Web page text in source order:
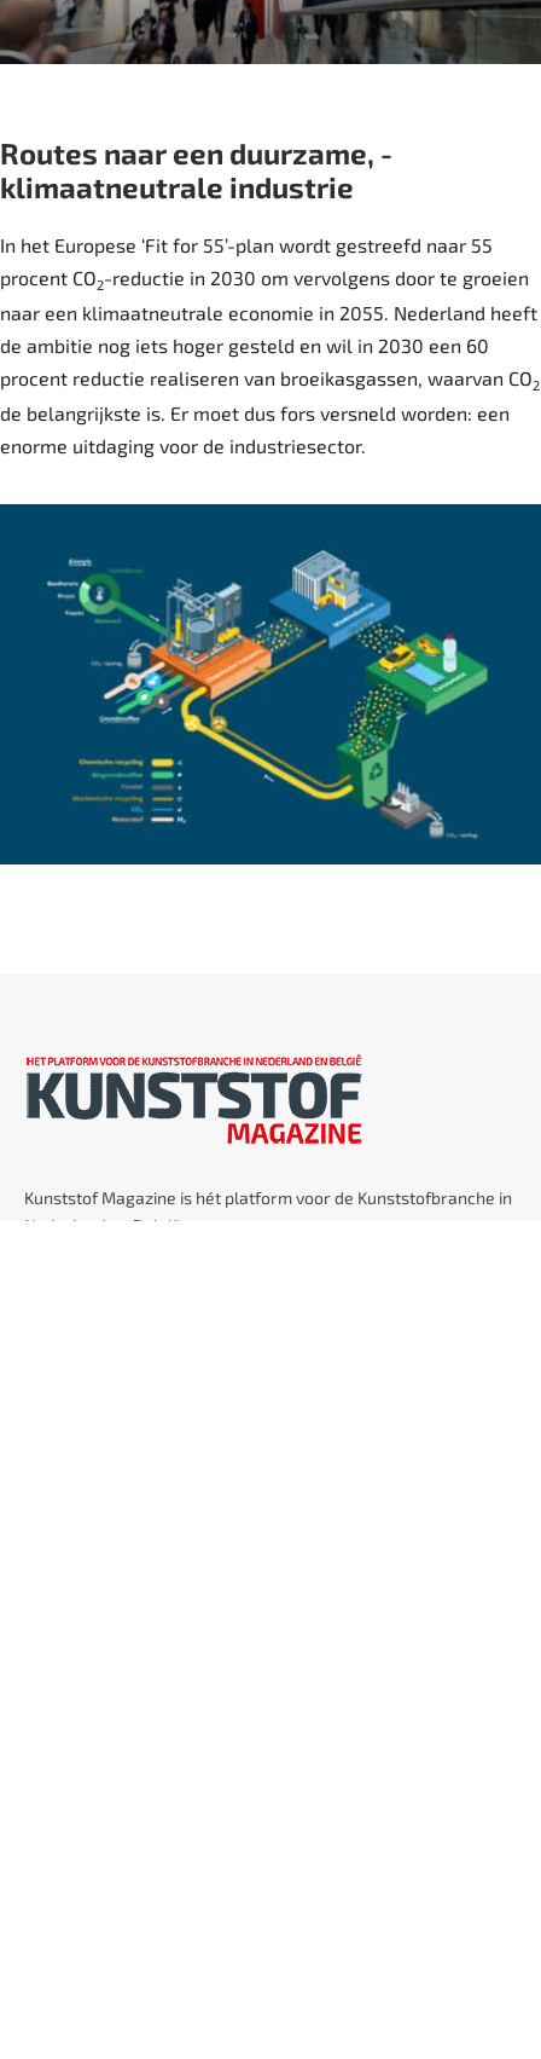
Routes naar een duurzame, ­
klimaatneutrale industrie
In het Europese ‘Fit for 55’-plan wordt gestreefd naar 55
procent CO2-reductie in 2030 om vervolgens door te groeien
naar een klimaatneutrale economie in 2055. Nederland heeft
de ambitie nog iets hoger gesteld en wil in 2030 een 60
procent reductie realiseren van broeikasgassen, waarvan CO2
de belangrijkste is. Er moet dus fors versneld worden: een
enorme uitdaging voor de industriesector.
Kunststof Magazine is hét platform voor de Kunststofbranche in
Nederland en België.